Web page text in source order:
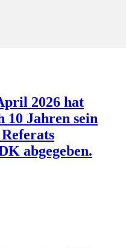
2026 hat
10 Jahren sein
abgegeben.